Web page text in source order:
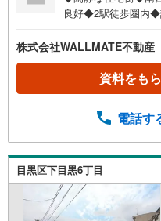
良好◆2駅徒歩圏内◆
で顧客主義を貫く事
した情報網を駆使し
ュミレーション無
トオリジナルの住宅
～弊社ホームページ
株式会社WALLMATE不動
資料をも
電話す
目黒区下目黒6丁目